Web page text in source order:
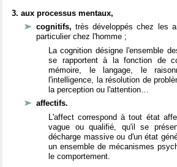
3. aux processus mentaux,
cognitifs,très développés chez les
particulier chez l'homme ;
La cognition désigne l'ensemble
se rapportent à la fonction de
mémoire, le langage, le
l'intelligence, la résolution de
la perception ou l'attention…
affectifs.
L'affect correspond à tout état
vague ou qualifié, qu'il se
décharge massive ou d'un état
un ensemble de mécanismes
le comportement.